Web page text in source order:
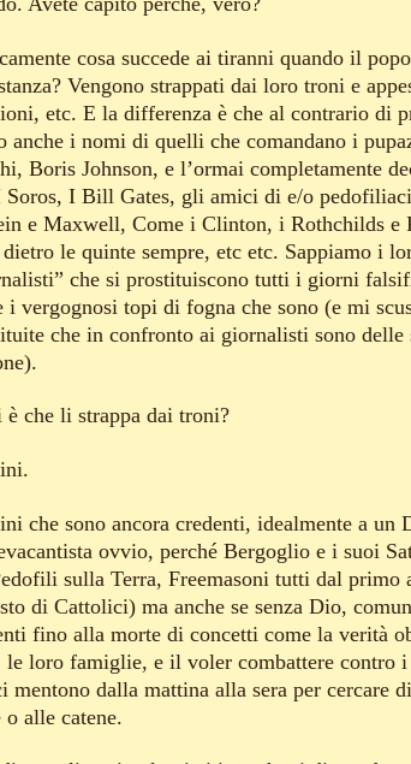
cosa succede ai tiranni quando il
Vengono strappati dai loro troni e
etc. E la differenza è che al contrario di
anche i nomi di quelli che comandano i
Boris Johnson, e l’ormai completamente
Soros, I Bill Gates, gli amici di e/o
e Maxwell, Come i Clinton, i Rothchilds e
dietro le quinte sempre, etc etc. Sappiamo i
che si prostituiscono tutti i giorni
i vergognosi topi di fogna che sono (e mi
che in confronto ai giornalisti sono delle
è che li strappa dai troni?
che sono ancora credenti, idealmente a un
ovvio, perché Bergoglio e i suoi
sulla Terra, Freemasoni tutti dal primo
di Cattolici) ma anche se senza Dio,
fino alla morte di concetti come la verità
le loro famiglie, e il voler combattere contro
mentono dalla mattina alla sera per cercare
o alle catene.